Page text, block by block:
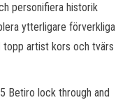
personifiera historik
ytterligare förverkliga
topp artist kors och tvärs
Betiro lock through and